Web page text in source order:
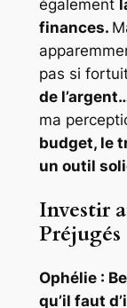
également
finances.
pas si
de
ma
budget, le
un outil
Investir
Préjugés
Ophélie :
qu’il faut